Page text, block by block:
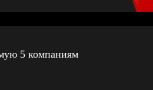
5 компаниям